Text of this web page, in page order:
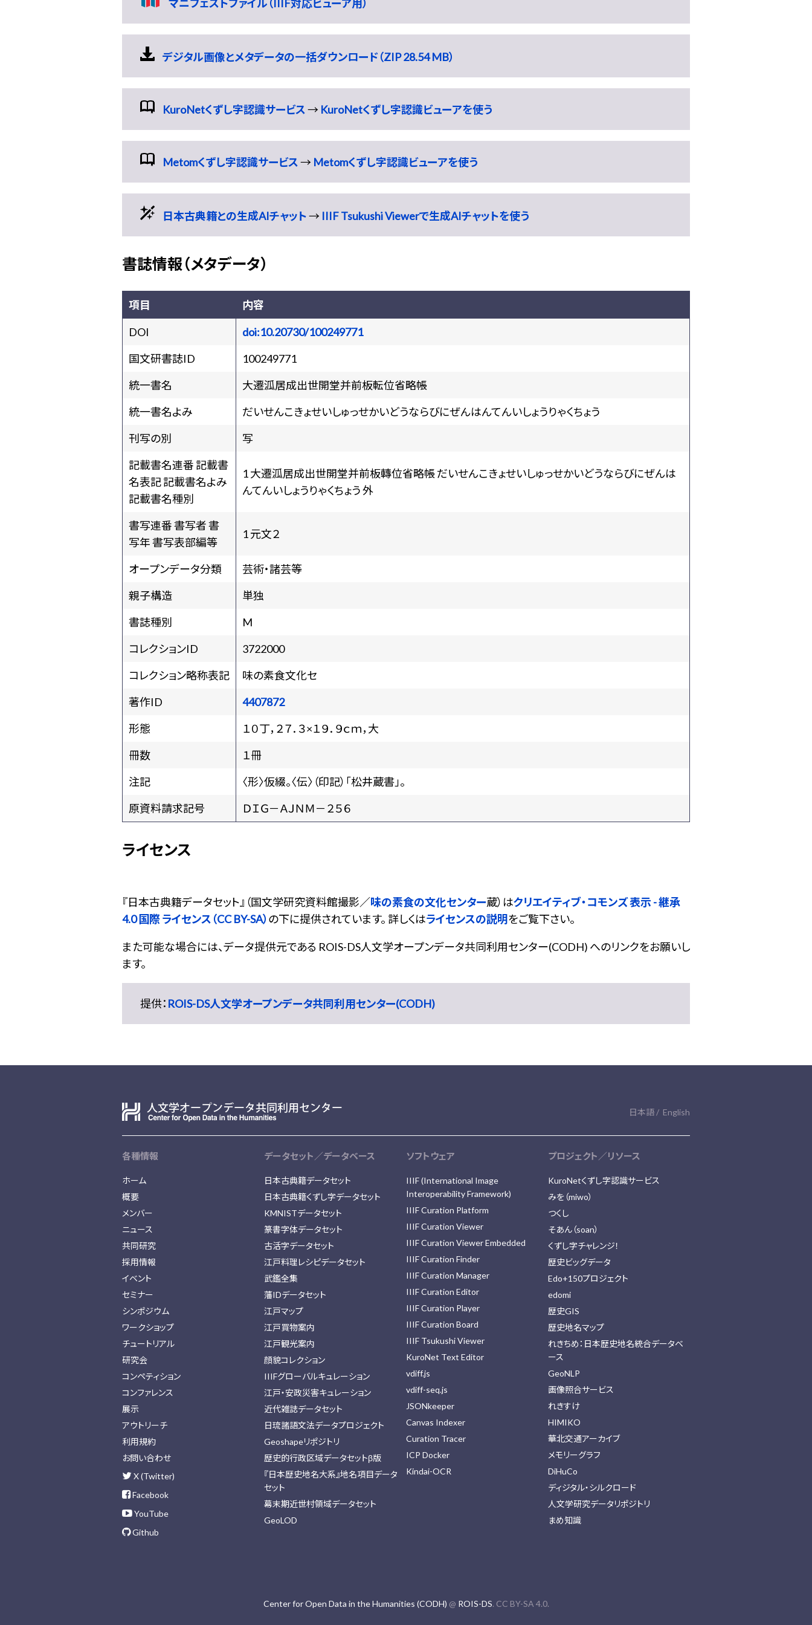
マニフェストファイル（IIIF対応ビューア用）
デジタル画像とメタデータの一括ダウンロード（ZIP 28.54 MB）
KuroNetくずし字認識サービス→ KuroNetくずし字認識ビューアを使う
Metomくずし字認識サービス→ Metomくずし字認識ビューアを使う
日本古典籍との生成AIチャット→ IIIF Tsukushi Viewerで生成AIチャットを使う
書誌情報（メタデータ）
項目 内容
DOI
doi:10.20730/100249771
国文研書誌ID
100249771
統一書名
大遷泒居成出世開堂并前板転位省略帳
統一書名よみ
だいせんこきょせいしゅっせかいどうならびにぜんはんてんいしょうりゃくちょう
刊写の別
写
記載書名連番 記載書
名表記 記載書名よみ
記載書名種別
1 大遷泒居成出世開堂并前板轉位省略帳 だいせんこきょせいしゅっせかいどうならびにぜんは
んてんいしょうりゃくちょう 外
書写連番 書写者 書
写年 書写表部編等
1 元文２
オープンデータ分類
芸術・諸芸等
親子構造
単独
書誌種別
M
コレクションID
3722000
コレクション略称表記
味の素食文化セ
著作ID
4407872
形態
１０丁，２７．３×１９．９ｃｍ，大
冊数
１冊
注記
〈形〉仮綴。〈伝〉（印記）「松井蔵書」。
原資料請求記号
ＤＩＧ－ＡＪＮＭ－２５６
ライセンス
『日本古典籍データセット』（国文学研究資料館撮影／味の素食の文化センター蔵）はクリエイティブ・コモンズ 表示 - 継承
4.0 国際 ライセンス（CC BY-SA） の下に提供されています。 詳しくはライセンスの説明をご覧下さい。
また可能な場合には、データ提供元である ROIS-DS人文学オープンデータ共同利用センター(CODH) へのリンクをお願いし
ます。
提供： ROIS-DS人文学オープンデータ共同利用センター(CODH)
日本語 English
各種情報
ホーム
概要
メンバー
ニュース
共同研究
採用情報
イベント
セミナー
シンポジウム
ワークショップ
チュートリアル
研究会
コンペティション
コンファレンス
展示
アウトリーチ
利用規約
お問い合わせ
X (Twitter)
Facebook
YouTube
Github
データセット／データベース
日本古典籍データセット
日本古典籍くずし字データセット
KMNISTデータセット
篆書字体データセット
古活字データセット
江戸料理レシピデータセット
武鑑全集
藩IDデータセット
江戸マップ
江戸買物案内
江戸観光案内
顔貌コレクション
IIIFグローバルキュレーション
江戸・安政災害キュレーション
近代雑誌データセット
日琉諸語文法データプロジェクト
Geoshapeリポジトリ
歴史的行政区域データセットβ版
『日本歴史地名大系』地名項目データ
セット
幕末期近世村領域データセット
GeoLOD
ソフトウェア
IIIF (International Image
Interoperability Framework)
IIIF Curation Platform
IIIF Curation Viewer
IIIF Curation Viewer Embedded
IIIF Curation Finder
IIIF Curation Manager
IIIF Curation Editor
IIIF Curation Player
IIIF Curation Board
IIIF Tsukushi Viewer
KuroNet Text Editor
vdiff.js
vdiff-seq.js
JSONkeeper
Canvas Indexer
Curation Tracer
ICP Docker
Kindai-OCR
プロジェクト／リソース
KuroNetくずし字認識サービス
みを（miwo）
つくし
そあん（soan）
くずし字チャレンジ！
歴史ビッグデータ
Edo+150プロジェクト
edomi
歴史GIS
歴史地名マップ
れきちめ：日本歴史地名統合データベ
ース
GeoNLP
画像照合サービス
れきすけ
HIMIKO
華北交通アーカイブ
メモリーグラフ
DiHuCo
ディジタル・シルクロード
人文学研究データリポジトリ
まめ知識
Center for Open Data in the Humanities (CODH) @ ROIS-DS. CC BY-SA 4.0.